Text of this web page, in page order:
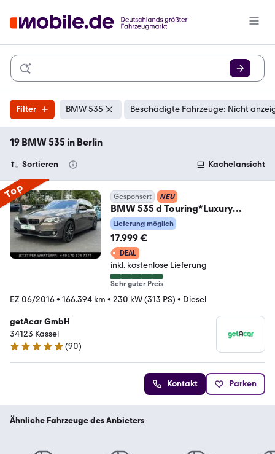
Filter BMW 535 Beschädigte Fahrzeuge: Nicht
19 BMW 535 in Berlin
Sortieren Kachelansicht
Top Gesponsert NEU
BMW 535 d Touring*Luxury
Line*360 Kamera*Head UP*8f
Lieferung möglich
17.999 €
DEAL
inkl. kostenlose Lieferung
Sehr guter Preis
EZ 06/2016• 166.394 km • 230 kW (313 PS) • Diesel
getAcar GmbH
34123 Kassel
4.9 Sterne
(90)
Kontakt Parken
Ähnliche Fahrzeuge des Anbieters